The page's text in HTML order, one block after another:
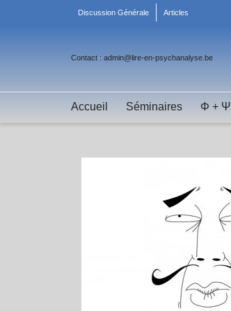
Discussion Générale Articles
Contact : admin@lire-en-psychanalyse.be
Accueil Séminaires Φ + Ψ